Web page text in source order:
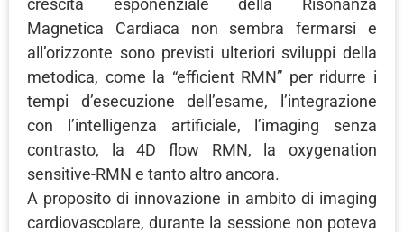
crescita esponenziale della Risonanza
Magnetica Cardiaca non sembra fermarsi e
all’orizzonte sono previsti ulteriori sviluppi della
metodica, come la “efficient RMN” per ridurre i
tempi d’esecuzione dell’esame, l’integrazione
con l’intelligenza artificiale, l’imaging senza
contrasto, la 4D flow RMN, la oxygenation
sensitive-RMN e tanto altro ancora.
A proposito di innovazione in ambito di imaging
cardiovascolare, durante la sessione non poteva